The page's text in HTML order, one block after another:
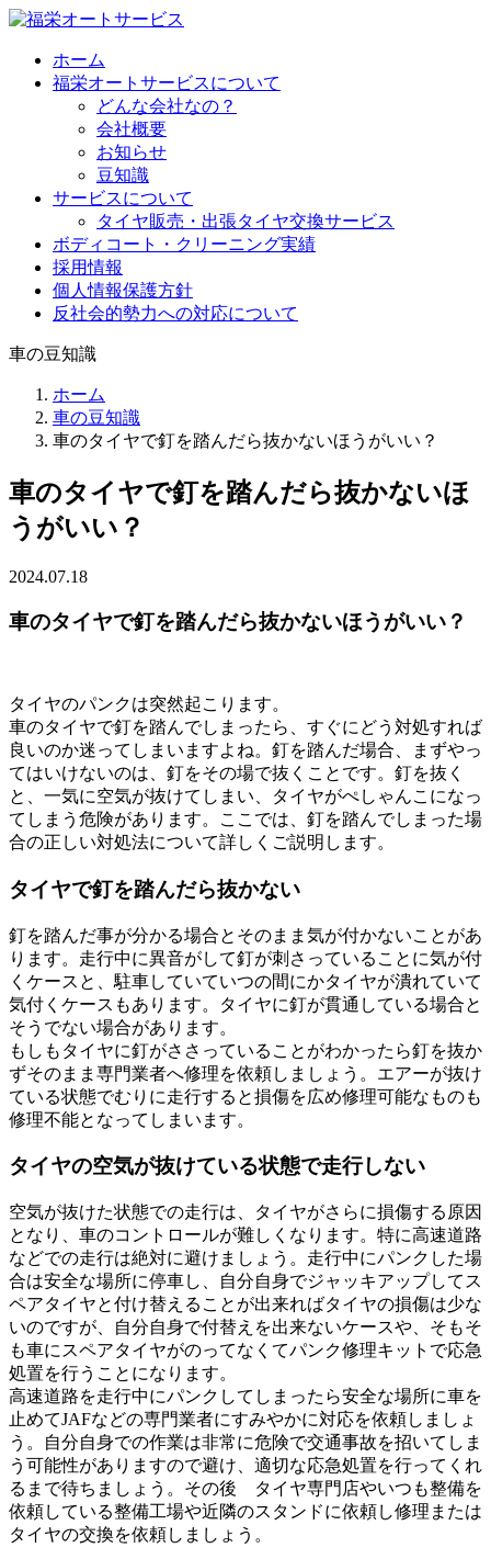
ホーム
福栄オートサービスについて
どんな会社なの？
会社概要
お知らせ
豆知識
サービスについて
タイヤ販売・出張タイヤ交換サービス
ボディコート・クリーニング実績
採用情報
個人情報保護方針
反社会的勢力への対応について
車の豆知識
ホーム
車の豆知識
車のタイヤで釘を踏んだら抜かないほうがいい？
車のタイヤで釘を踏んだら抜かないほ
うがいい？
2024.07.18
車のタイヤで釘を踏んだら抜かないほうがいい？
タイヤのパンクは突然起こります。
車のタイヤで釘を踏んでしまったら、すぐにどう対処すれば
良いのか迷ってしまいますよね。釘を踏んだ場合、まずやっ
てはいけないのは、釘をその場で抜くことです。釘を抜く
と、一気に空気が抜けてしまい、タイヤがぺしゃんこになっ
てしまう危険があります。ここでは、釘を踏んでしまった場
合の正しい対処法について詳しくご説明します。
タイヤで釘を踏んだら抜かない
釘を踏んだ事が分かる場合とそのまま気が付かないことがあ
ります。走行中に異音がして釘が刺さっていることに気が付
くケースと、駐車していていつの間にかタイヤが潰れていて
気付くケースもあります。タイヤに釘が貫通している場合と
そうでない場合があります。
もしもタイヤに釘がささっていることがわかったら釘を抜か
ずそのまま専門業者へ修理を依頼しましょう。エアーが抜け
ている状態でむりに走行すると損傷を広め修理可能なものも
修理不能となってしまいます。
タイヤの空気が抜けている状態で走行しない
空気が抜けた状態での走行は、タイヤがさらに損傷する原因
となり、車のコントロールが難しくなります。特に高速道路
などでの走行は絶対に避けましょう。走行中にパンクした場
合は安全な場所に停車し、自分自身でジャッキアップしてス
ペアタイヤと付け替えることが出来ればタイヤの損傷は少な
いのですが、自分自身で付替えを出来ないケースや、そもそ
も車にスペアタイヤがのってなくてパンク修理キットで応急
処置を行うことになります。
高速道路を走行中にパンクしてしまったら安全な場所に車を
止めてJAFなどの専門業者にすみやかに対応を依頼しましょ
う。自分自身での作業は非常に危険で交通事故を招いてしま
う可能性がありますので避け、適切な応急処置を行ってくれ
るまで待ちましょう。その後 タイヤ専門店やいつも整備を
依頼している整備工場や近隣のスタンドに依頼し修理または
タイヤの交換を依頼しましょう。